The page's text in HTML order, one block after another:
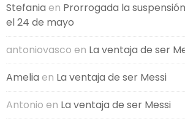
Stefania en Prorrogada la
el 24 de mayo
antoniovasco en La ventaja de ser
Amelia en La ventaja de ser Messi
Antonio en La ventaja de ser Messi